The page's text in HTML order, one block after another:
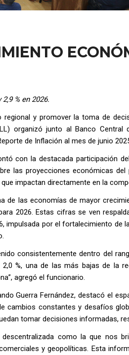
% en 2026.
y promover la toma de
organizó junto al Banco Central
de Inflación al mes de junio
con la destacada participación
las proyecciones económicas
impactan directamente en la
de las economías de mayor
2026. Estas cifras se ven
impulsada por el fortalecimiento de
consistentemente dentro del
%, una de las más bajas de la
agregó el funcionario.
Guerra Fernández, destacó el
constantes y desafíos
tomar decisiones informadas,
como la que nos
y geopolíticas. Esta